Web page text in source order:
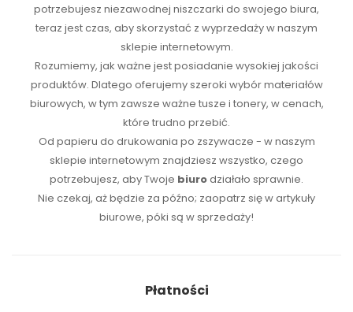
potrzebujesz niezawodnej niszczarki do swojego biura,
teraz jest czas, aby skorzystać z wyprzedaży w naszym
sklepie internetowym.
Rozumiemy, jak ważne jest posiadanie wysokiej jakości
produktów. Dlatego oferujemy szeroki wybór materiałów
biurowych, w tym zawsze ważne tusze i tonery, w cenach,
które trudno przebić.
Od papieru do drukowania po zszywacze - w naszym
sklepie internetowym znajdziesz wszystko, czego
potrzebujesz, aby Twoje biurodziałało sprawnie.
Nie czekaj, aż będzie za późno; zaopatrz się w artykuły
biurowe, póki są w sprzedaży!
Płatności